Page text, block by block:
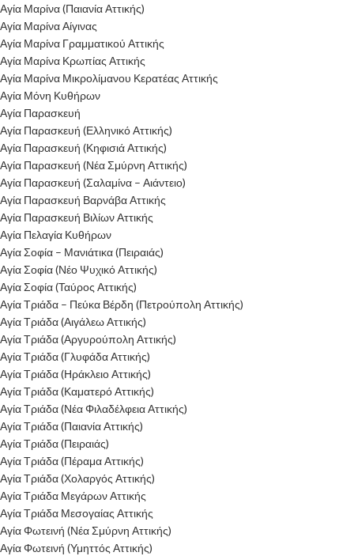
Αγία Μαρίνα (Παιανία Αττικής)
Αγία Μαρίνα Αίγινας
Αγία Μαρίνα Γραμματικού Αττικής
Αγία Μαρίνα Κρωπίας Αττικής
Αγία Μαρίνα Μικρολίμανου Κερατέας Αττικής
Αγία Μόνη Κυθήρων
Αγία Παρασκευή
Αγία Παρασκευή (Ελληνικό Αττικής)
Αγία Παρασκευή (Κηφισιά Αττικής)
Αγία Παρασκευή (Νέα Σμύρνη Αττικής)
Αγία Παρασκευή (Σαλαμίνα – Αιάντειο)
Αγία Παρασκευή Βαρνάβα Αττικής
Αγία Παρασκευή Βιλίων Αττικής
Αγία Πελαγία Κυθήρων
Αγία Σοφία – Μανιάτικα (Πειραιάς)
Αγία Σοφία (Νέο Ψυχικό Αττικής)
Αγία Σοφία (Ταύρος Αττικής)
Αγία Τριάδα – Πεύκα Βέρδη (Πετρούπολη Αττικής)
Αγία Τριάδα (Αιγάλεω Αττικής)
Αγία Τριάδα (Αργυρούπολη Αττικής)
Αγία Τριάδα (Γλυφάδα Αττικής)
Αγία Τριάδα (Ηράκλειο Αττικής)
Αγία Τριάδα (Καματερό Αττικής)
Αγία Τριάδα (Νέα Φιλαδέλφεια Αττικής)
Αγία Τριάδα (Παιανία Αττικής)
Αγία Τριάδα (Πειραιάς)
Αγία Τριάδα (Πέραμα Αττικής)
Αγία Τριάδα (Χολαργός Αττικής)
Αγία Τριάδα Μεγάρων Αττικής
Αγία Τριάδα Μεσογαίας Αττικής
Αγία Φωτεινή (Νέα Σμύρνη Αττικής)
Αγία Φωτεινή (Υμηττός Αττικής)